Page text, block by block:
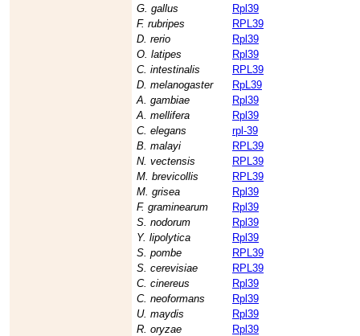
G. gallus
Rpl39
F. rubripes
RPL39
D. rerio
Rpl39
O. latipes
Rpl39
C. intestinalis
RPL39
D. melanogaster
RpL39
A. gambiae
Rpl39
A. mellifera
Rpl39
C. elegans
rpl-39
B. malayi
RPL39
N. vectensis
RPL39
M. brevicollis
RPL39
M. grisea
Rpl39
F. graminearum
Rpl39
S. nodorum
Rpl39
Y. lipolytica
Rpl39
S. pombe
RPL39
S. cerevisiae
RPL39
C. cinereus
Rpl39
C. neoformans
Rpl39
U. maydis
Rpl39
R. oryzae
Rpl39